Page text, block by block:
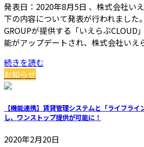
発表日：2020年8月5日 、株式会社い
下の内容について発表が行われました
GROUPが提供する「いえらぶCLOUD
能がアップデートされ、株式会社い
続きを読む
お知らせ
【機能連携】賃貸管理システムと「ライフラ
し、ワンストップ提供が可能に！
2020年2月20日